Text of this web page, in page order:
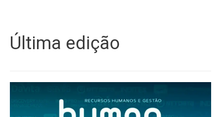
Última edição